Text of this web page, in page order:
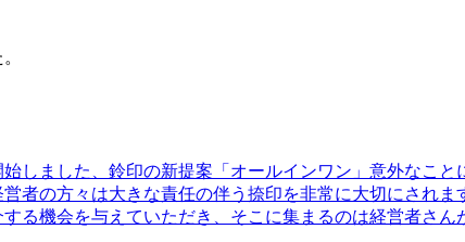
しました、鈴印の新提案「オールインワン」意外なこ
者の方々は大きな責任の伴う捺印を非常に大切にされ
る機会を与えていただき、そこに集まるのは経営者さ